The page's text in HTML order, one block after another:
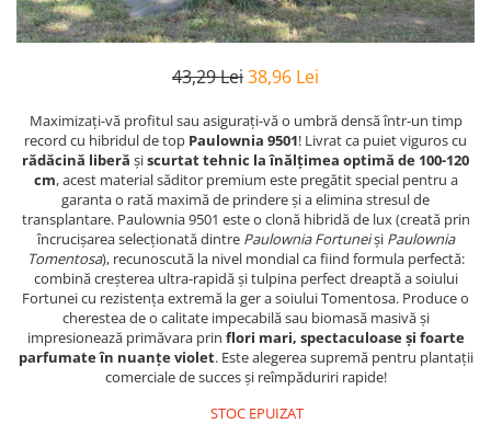
43,29 Lei38,96 Lei
Maximizați-vă profitul sau asigurați-vă o umbră densă într-un timp
record cu hibridul de top Paulownia 9501! Livrat ca puiet viguros cu
rădăcină liberă șiscurtat tehnic la înălțimea optimă de 100-120
cm, acest material săditor premium este pregătit special pentru a
garanta o rată maximă de prindere și a elimina stresul de
transplantare. Paulownia 9501 este o clonă hibridă de lux (creată prin
încrucișarea selecționată dintre Paulownia Fortuneiși Paulownia
Tomentosa), recunoscută la nivel mondial ca fiind formula perfectă:
combină creșterea ultra-rapidă și tulpina perfect dreaptă a soiului
Fortunei cu rezistența extremă la ger a soiului Tomentosa. Produce o
cherestea de o calitate impecabilă sau biomasă masivă și
impresionează primăvara prin flori mari, spectaculoase și foarte
parfumate în nuanțe violet. Este alegerea supremă pentru plantații
comerciale de succes și reîmpăduriri rapide!
STOC EPUIZAT